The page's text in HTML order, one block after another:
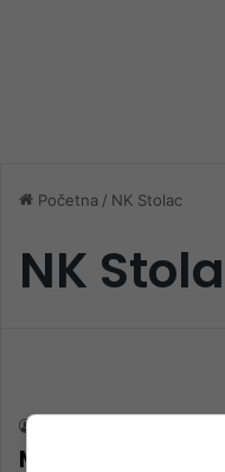
Početna / NK Stolac
NK
MATCH DAY /